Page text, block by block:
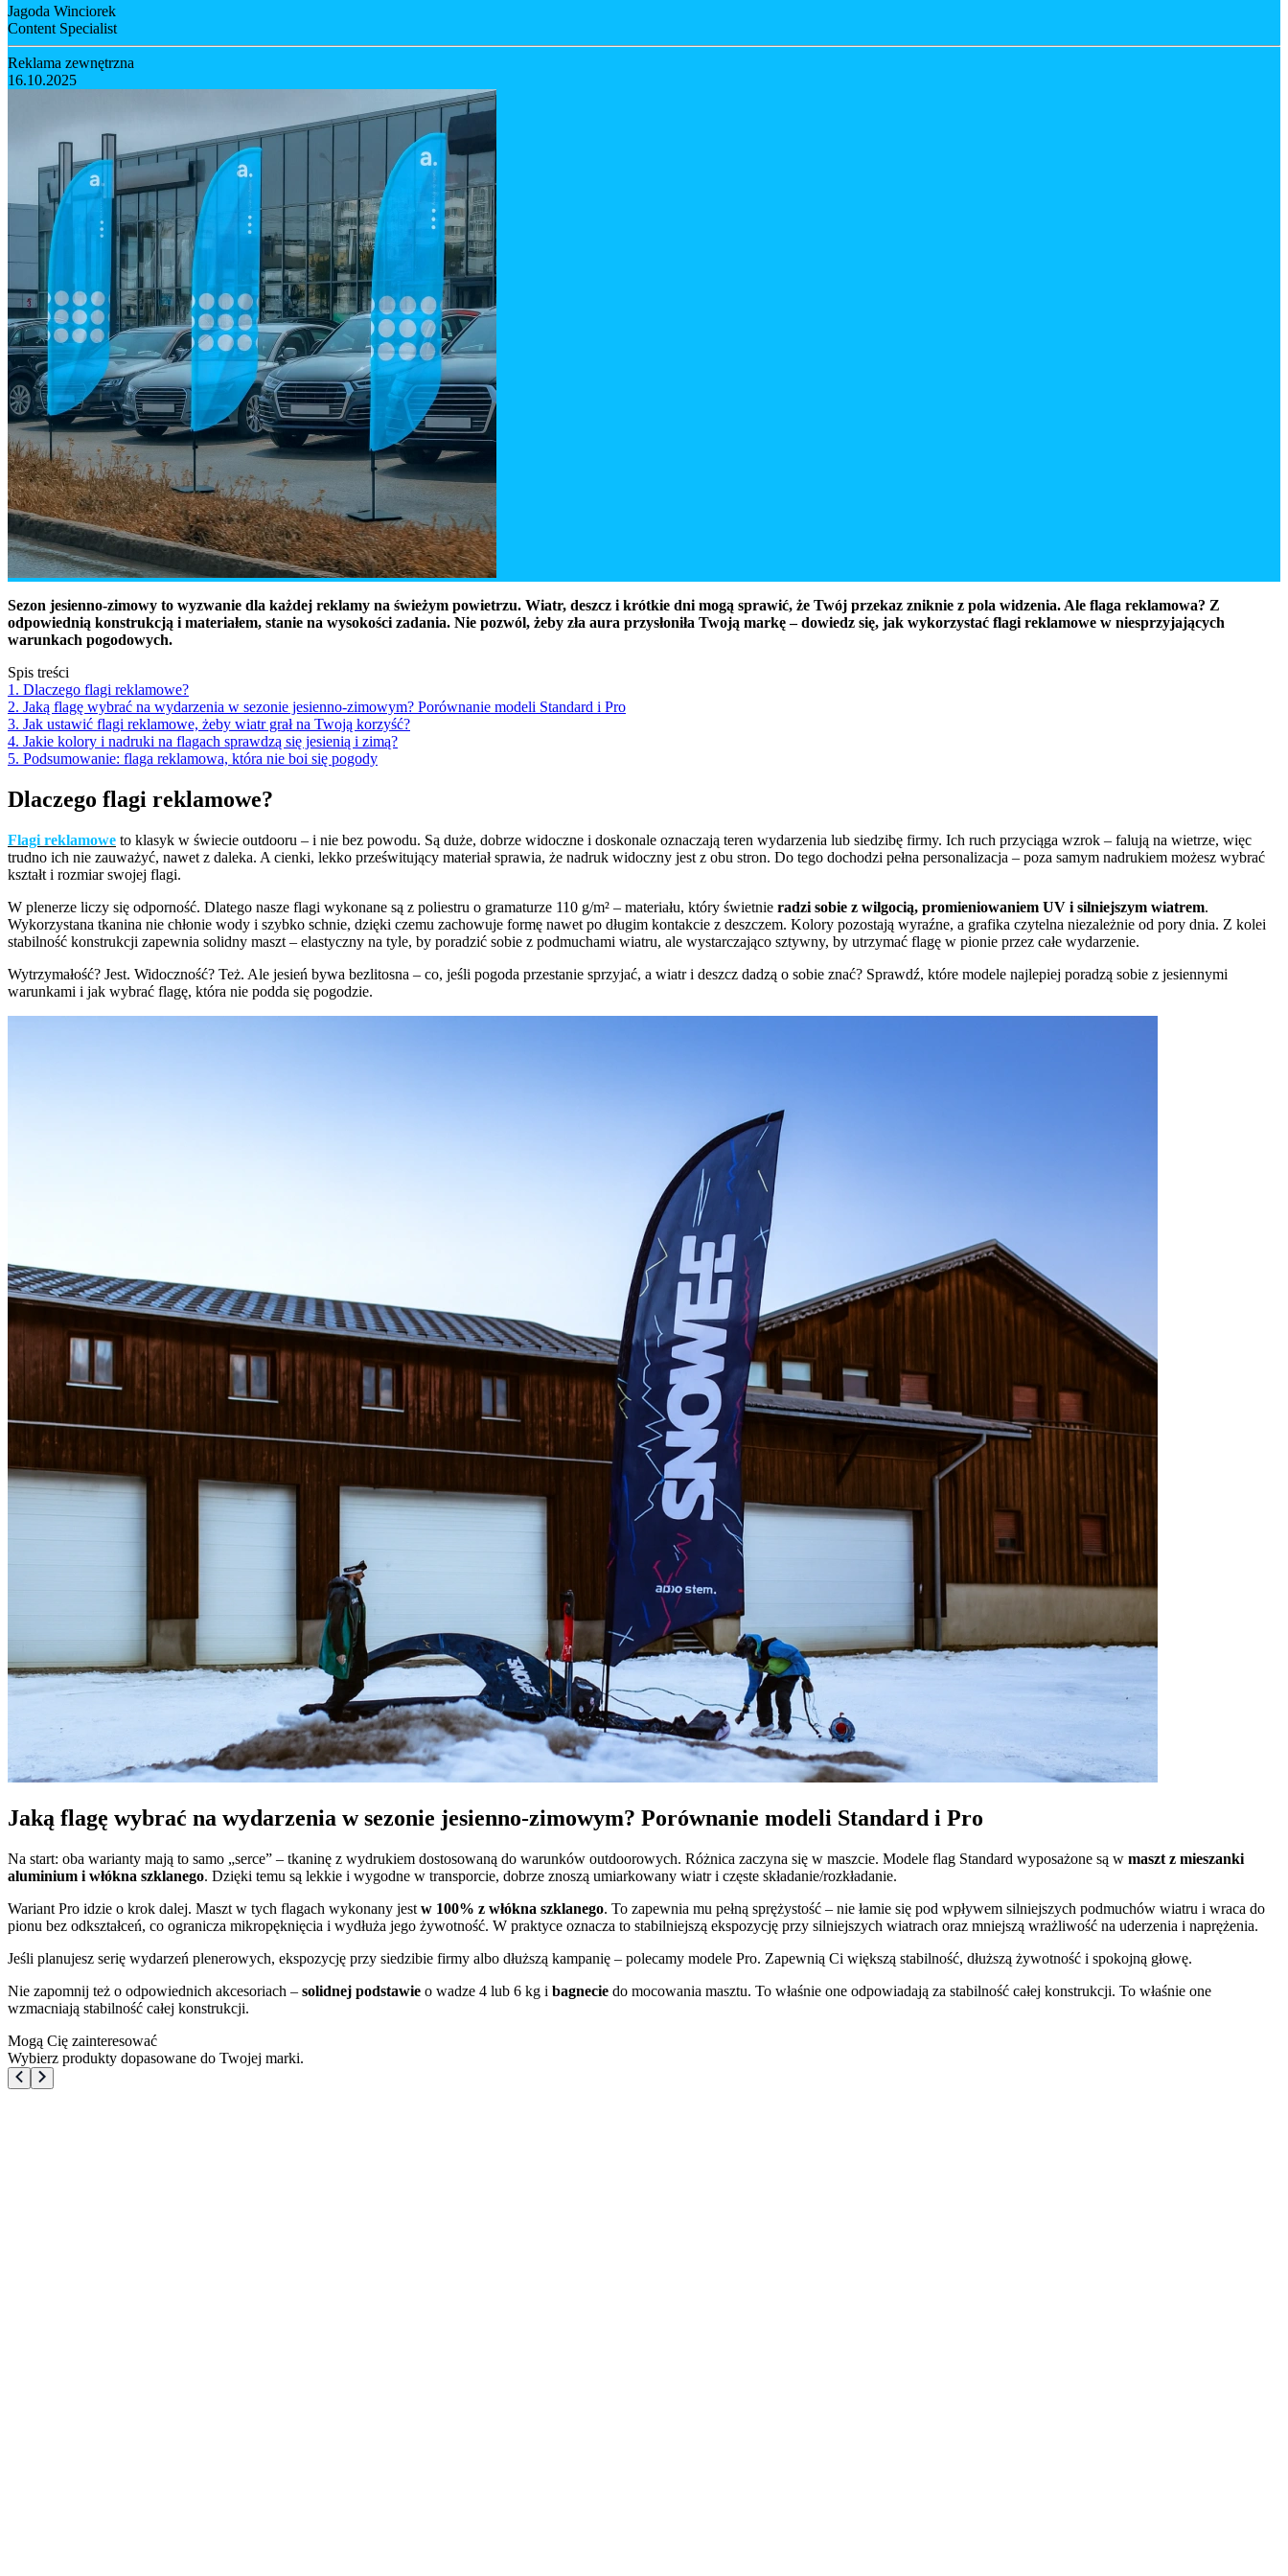
Jagoda Winciorek
Content Specialist
Reklama zewnętrzna
16.10.2025
Sezon jesienno-zimowy to wyzwanie dla każdej reklamy na świeżym powietrzu. Wiatr, deszcz i krótkie dni mogą sprawić, że Twój przekaz zniknie z pola widzenia. Ale flaga reklamowa? Z
odpowiednią konstrukcją i materiałem, stanie na wysokości zadania. Nie pozwól, żeby zła aura przysłoniła Twoją markę – dowiedz się, jak wykorzystać flagi reklamowe w niesprzyjających
warunkach pogodowych.
Spis treści
1. Dlaczego flagi reklamowe?
2. Jaką flagę wybrać na wydarzenia w sezonie jesienno-zimowym? Porównanie modeli Standard i Pro
3. Jak ustawić flagi reklamowe, żeby wiatr grał na Twoją korzyść?
4. Jakie kolory i nadruki na flagach sprawdzą się jesienią i zimą?
5. Podsumowanie: flaga reklamowa, która nie boi się pogody
Dlaczego flagi reklamowe?
Flagi reklamowe to klasyk w świecie outdooru – i nie bez powodu. Są duże, dobrze widoczne i doskonale oznaczają teren wydarzenia lub siedzibę firmy. Ich ruch przyciąga wzrok – falują na wietrze, więc
trudno ich nie zauważyć, nawet z daleka. A cienki, lekko prześwitujący materiał sprawia, że nadruk widoczny jest z obu stron. Do tego dochodzi pełna personalizacja – poza samym nadrukiem możesz wybrać
kształt i rozmiar swojej flagi.
W plenerze liczy się odporność. Dlatego nasze flagi wykonane są z poliestru o gramaturze 110 g/m² – materiału, który świetnie radzi sobie z wilgocią, promieniowaniem UV i silniejszym wiatrem.
Wykorzystana tkanina nie chłonie wody i szybko schnie, dzięki czemu zachowuje formę nawet po długim kontakcie z deszczem. Kolory pozostają wyraźne, a grafika czytelna niezależnie od pory dnia. Z kolei
stabilność konstrukcji zapewnia solidny maszt – elastyczny na tyle, by poradzić sobie z podmuchami wiatru, ale wystarczająco sztywny, by utrzymać flagę w pionie przez całe wydarzenie.
Wytrzymałość? Jest. Widoczność? Też. Ale jesień bywa bezlitosna – co, jeśli pogoda przestanie sprzyjać, a wiatr i deszcz dadzą o sobie znać? Sprawdź, które modele najlepiej poradzą sobie z jesiennymi
warunkami i jak wybrać flagę, która nie podda się pogodzie.
Jaką flagę wybrać na wydarzenia w sezonie jesienno-zimowym? Porównanie modeli Standard i Pro
Na start: oba warianty mają to samo „serce” – tkaninę z wydrukiem dostosowaną do warunków outdoorowych. Różnica zaczyna się w maszcie. Modele flag Standard wyposażone są w maszt z mieszanki
aluminium i włókna szklanego. Dzięki temu są lekkie i wygodne w transporcie, dobrze znoszą umiarkowany wiatr i częste składanie/rozkładanie.
Wariant Pro idzie o krok dalej. Maszt w tych flagach wykonany jest w 100% z włókna szklanego. To zapewnia mu pełną sprężystość – nie łamie się pod wpływem silniejszych podmuchów wiatru i wraca do
pionu bez odkształceń, co ogranicza mikropęknięcia i wydłuża jego żywotność. W praktyce oznacza to stabilniejszą ekspozycję przy silniejszych wiatrach oraz mniejszą wrażliwość na uderzenia i naprężenia.
Jeśli planujesz serię wydarzeń plenerowych, ekspozycję przy siedzibie firmy albo dłuższą kampanię – polecamy modele Pro. Zapewnią Ci większą stabilność, dłuższą żywotność i spokojną głowę.
Nie zapomnij też o odpowiednich akcesoriach – solidnej podstawie o wadze 4 lub 6 kg i bagnecie do mocowania masztu. To właśnie one odpowiadają za stabilność całej konstrukcji. To właśnie one
wzmacniają stabilność całej konstrukcji.
Mogą Cię zainteresować
Wybierz produkty dopasowane do Twojej marki.